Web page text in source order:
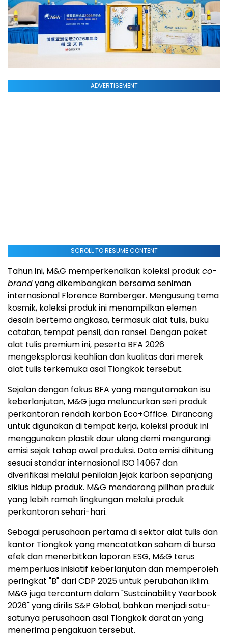
ADVERTISEMENT
SCROLL TO RESUME CONTENT
Tahun ini, M&G memperkenalkan koleksi produkco-
brandyang dikembangkan bersama seniman
internasional Florence Bamberger. Mengusung tema
kosmik, koleksi produk ini menampilkan elemen
desain bertema angkasa, termasuk alat tulis, buku
catatan, tempat pensil, dan ransel. Dengan paket
alat tulis premium ini, peserta BFA 2026
mengeksplorasi keahlian dan kualitas dari merek
alat tulis terkemuka asal Tiongkok tersebut.
Sejalan dengan fokus BFA yang mengutamakan isu
keberlanjutan, M&G juga meluncurkan seri produk
perkantoran rendah karbon Eco+Office. Dirancang
untuk digunakan di tempat kerja, koleksi produk ini
menggunakan plastik daur ulang demi mengurangi
emisi sejak tahap awal produksi. Data emisi dihitung
sesuai standar internasional ISO 14067 dan
diverifikasi melalui penilaian jejak karbon sepanjang
siklus hidup produk. M&G mendorong pilihan produk
yang lebih ramah lingkungan melalui produk
perkantoran sehari-hari.
Sebagai perusahaan pertama di sektor alat tulis dan
kantor Tiongkok yang mencatatkan saham di bursa
efek dan menerbitkan laporan ESG, M&G terus
memperluas inisiatif keberlanjutan dan memperoleh
peringkat "B" dari CDP 2025 untuk perubahan iklim.
M&G juga tercantum dalam "Sustainability Yearbook
2026" yang dirilis S&P Global, bahkan menjadi satu-
satunya perusahaan asal Tiongkok daratan yang
menerima pengakuan tersebut.